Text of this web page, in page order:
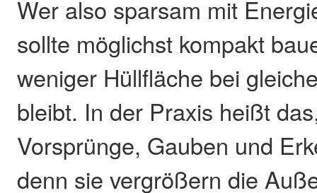
Wer also sparsam mit
sollte möglichst kompakt
weniger Hüllfläche bei
bleibt. In der Praxis heißt
Vorsprünge, Gauben und
denn sie vergrößern die